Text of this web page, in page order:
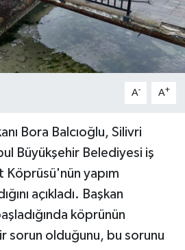
A- A+
Bora Balcıoğlu, Silivri
Büyükşehir Belediyesi iş
yapım
açıkladı. Başkan
köprünün
sorun olduğunu, bu sorunu